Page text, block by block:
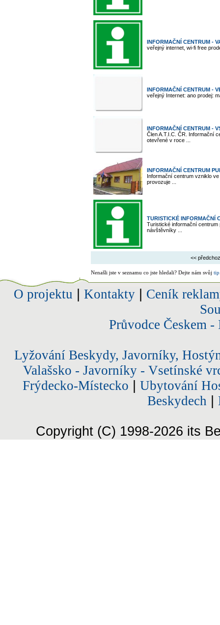
INFORMAČNÍ CENTRUM -
veřejný internet, wi-fi free
INFORMAČNÍ CENTRUM -
veřejný Internet: ano prodej:
INFORMAČNÍ CENTRUM -
Člen A.T.I.C. ČR. Informační
otevřené v roce ...
INFORMAČNÍ CENTRUM
Informační centrum vzniklo
provozuje ...
TURISTICKÉ INFORMAČNÍ
Turistické informační
návštěvníky ...
<<
Nenašli jste v seznamu co jste hledali? Dejte nám svůj tip
O projektu Kontakty| Ceník
Průvodce Českem
Lyžování Beskydy, Javorníky,
Valašsko - Javorníky - Vsetínské
Frýdecko-Místecko
Ubytování
Beskydech
Copyright (C) 1998-2026 its